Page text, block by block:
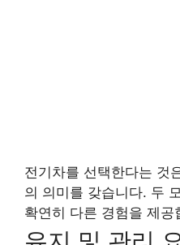
전기차를 선택한다는 것
의 의미를 갖습니다. 두
확연히 다른 경험을 제공